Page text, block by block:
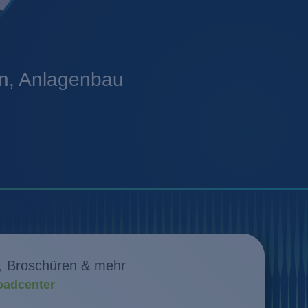
Anlagenbau
Broschüren & mehr